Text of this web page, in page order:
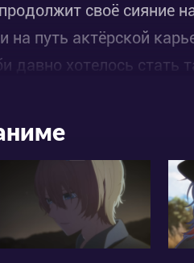
своё сияние
на путь актёрской
давно хотелось стать
на серьёзную работу
новыми испытаниями,
внимание
это, конечно,
Станут ли настоящими